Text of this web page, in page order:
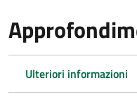
Ulteriori informazioni